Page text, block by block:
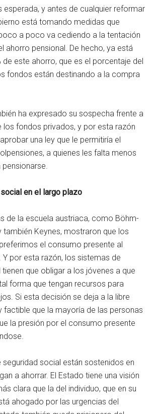
esperada, y antes de cualquier reformar
está tomando medidas que
a poco va cediendo a la tentación
ahorro pensional. De hecho, ya está
de este ahorro, que es el porcentaje del
fondos están destinando a la compra
ha expresado su sospecha frente a
los fondos privados, y por esta razón
una ley que le permitiría el
a quienes les falta menos
en el largo plazo
de la escuela austriaca, como Böhm-
también Keynes, mostraron que los
el consumo presente al
por esta razón, los sistemas de
que obligar a los jóvenes a que
forma que tengan recursos para
Si esta decisión se deja a la libre
factible que la mayoría de las personas
la presión por el consumo presente
seguridad social están sostenidos en
a ahorrar. El Estado tiene una visión
clara que la del individuo, que en su
ahogado por las urgencias del